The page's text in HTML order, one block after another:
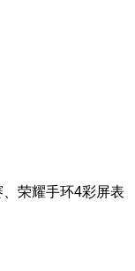
荣耀手环4彩屏表